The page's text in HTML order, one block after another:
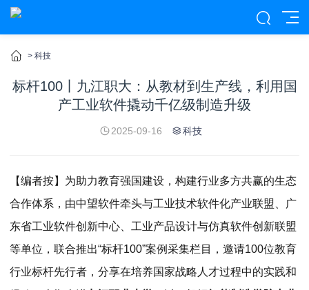
> 科技
标杆100丨九江职大：从教材到生产线，利用国
产工业软件撬动千亿级制造升级
2025-09-16 科技
【编者按】为助力教育强国建设，构建行业多方共赢的生态
合作体系，由中望软件牵头与工业技术软件化产业联盟、广
东省工业软件创新中心、工业产品设计与仿真软件创新联盟
等单位，联合推出“标杆100”案例采集栏目，邀请100位教育
行业标杆先行者，分享在培养国家战略人才过程中的实践和